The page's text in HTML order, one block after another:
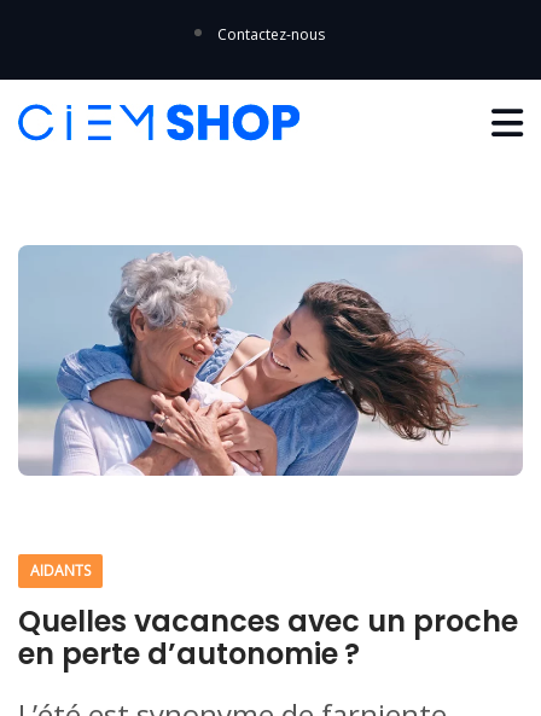
Contactez-nous
AIDANTS
Quelles vacances avec un proche
en perte d’autonomie ?